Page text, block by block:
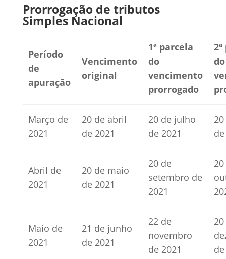
Prorrogação de tributos
Simples Nacional
Período
de
apuração
Vencimento
original
1ª parcela
do
vencimento
prorrogado
do
Março de
2021
20 de abril
de 2021
20 de julho
de 2021
Abril de
2021
20 de maio
de 2021
20 de
setembro de
2021
Maio de
2021
21 de junho
de 2021
22 de
novembro
de 2021